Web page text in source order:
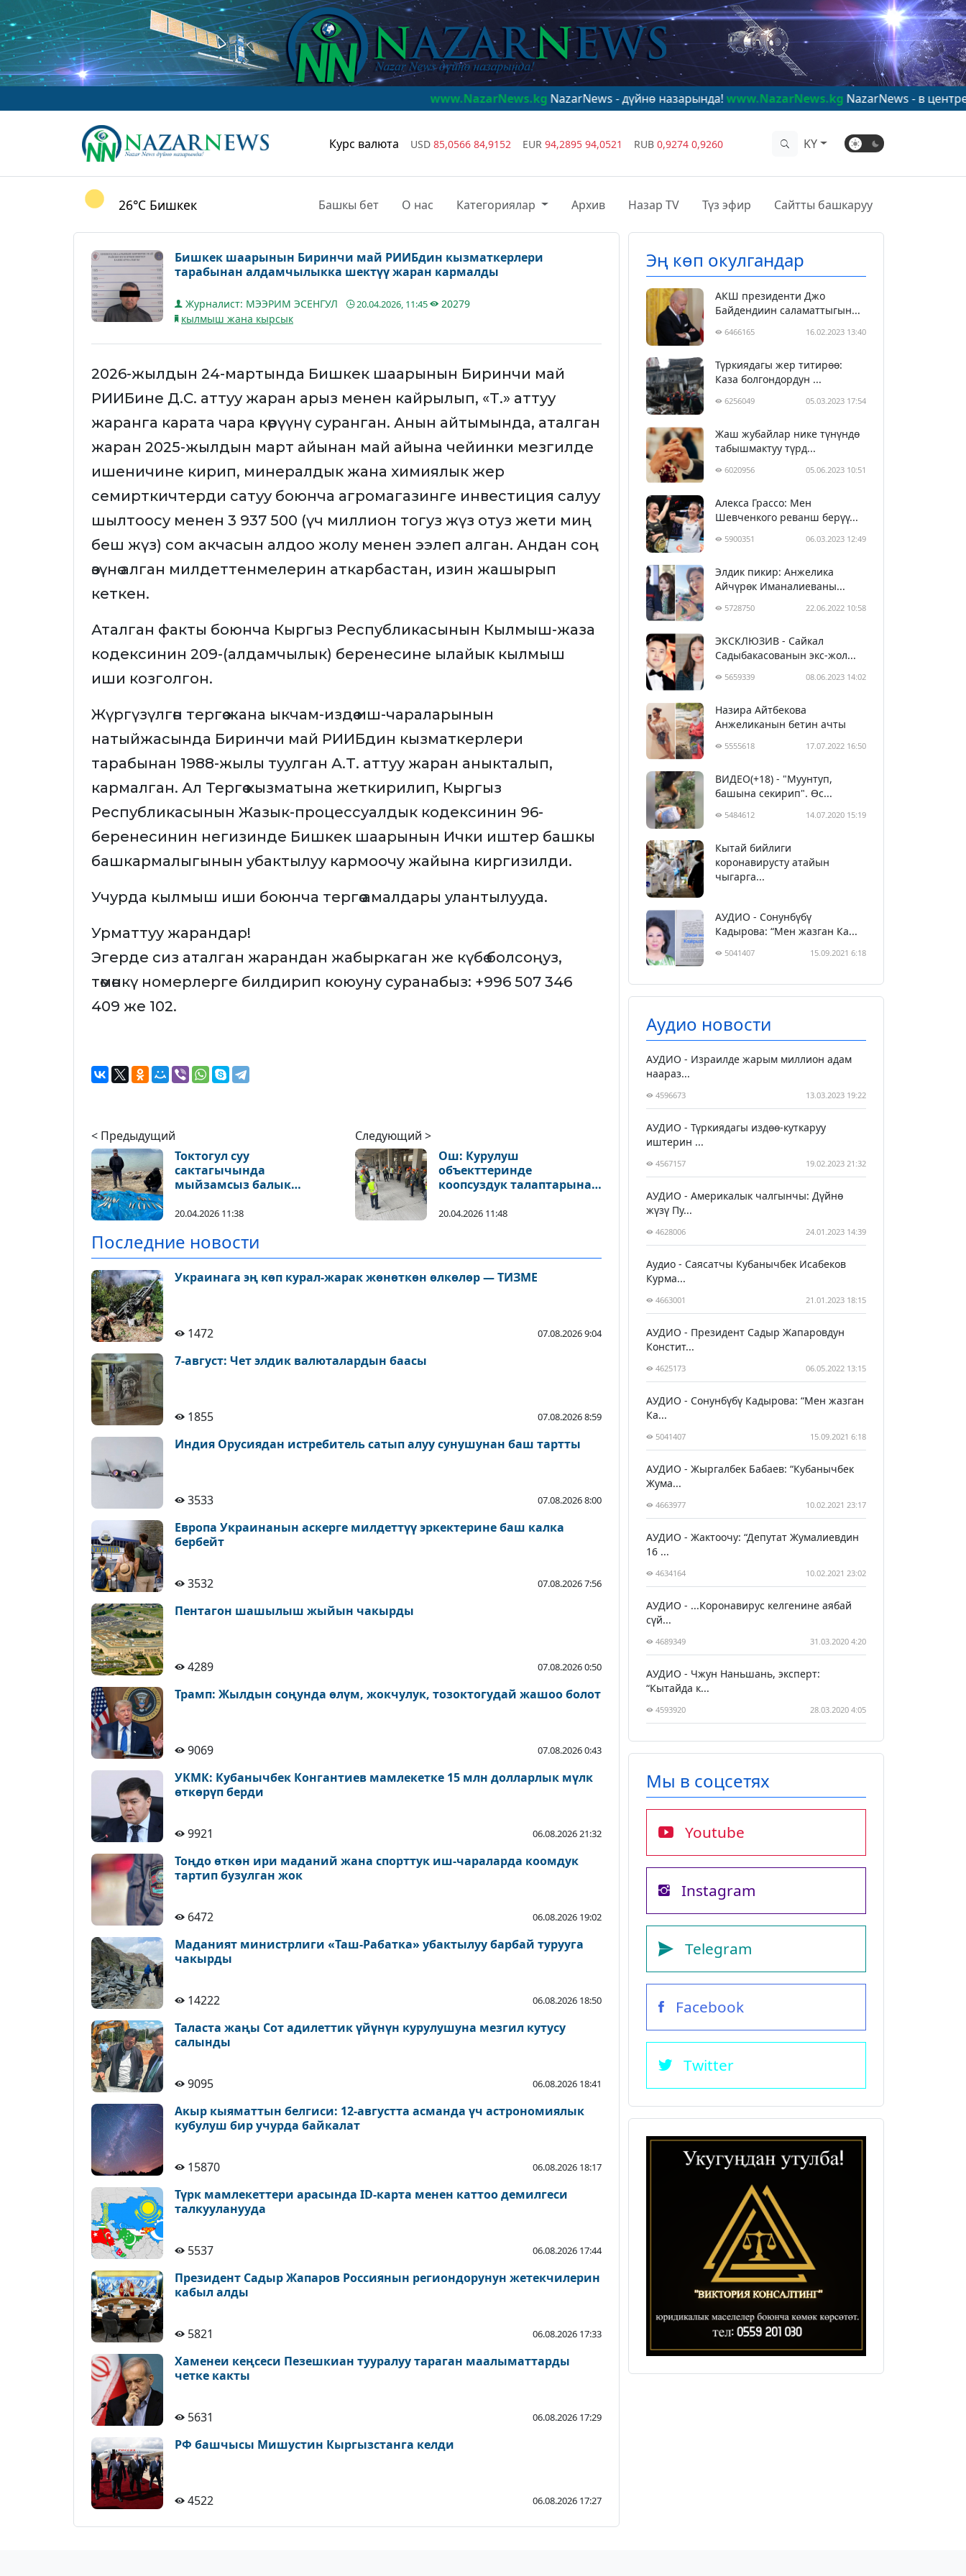
www.NazarNews.kgNazarNews - дүйнө назарында!www.NazarNews.kgNazarNews - в центре мирового
Курс валюта USD 85,0566 84,9152 EUR 94,2895 94,0521 RUB 0,9274 0,9260 KY
26°C Бишкек Башкы бет О нас Категориялар Архив Назар TV Түз эфир Сайтты башкаруу
Бишкек шаарынын Биринчи май РИИБдин кызматкерлери
тарабынан алдамчылыкка шектүү жаран кармалды
Журналист: МЭЭРИМ ЭСЕНГУЛ 20.04.2026, 11:45
20279
кылмыш жана кырсык
2026-жылдын 24-мартында Бишкек шаарынын Биринчи май
РИИБине Д.С. аттуу жаран арыз менен кайрылып, «Т.» аттуу
жаранга карата чара көрүүнү суранган. Анын айтымында, аталган
жаран 2025-жылдын март айынан май айына чейинки мезгилде
ишеничине кирип, минералдык жана химиялык жер
семирткичтерди сатуу боюнча агромагазинге инвестиция салуу
шылтоосу менен 3 937 500 (үч миллион тогуз жүз отуз жети миң
беш жүз) сом акчасын алдоо жолу менен ээлеп алган. Андан соң
өзүнө алган милдеттенмелерин аткарбастан, изин жашырып
кеткен.
Аталган факты боюнча Кыргыз Республикасынын Кылмыш-жаза
кодексинин 209-(алдамчылык) беренесине ылайык кылмыш
иши козголгон.
Жүргүзүлгөн тергөө жана ыкчам-издөө иш-чараларынын
натыйжасында Биринчи май РИИБдин кызматкерлери
тарабынан 1988-жылы туулган А.Т. аттуу жаран аныкталып,
кармалган. Ал Тергөө кызматына жеткирилип, Кыргыз
Республикасынын Жазык-процессуалдык кодексинин 96-
беренесинин негизинде Бишкек шаарынын Ички иштер башкы
башкармалыгынын убактылуу кармоочу жайына киргизилди.
Учурда кылмыш иши боюнча тергөө амалдары улантылууда.
Урматтуу жарандар!
Эгерде сиз аталган жарандан жабыркаган же күбө болсоңуз,
төмөнкү номерлерге билдирип коюуну суранабыз: +996 507 346
409 же 102.
< Предыдущий
Токтогул суу
сактагычында
мыйзамсыз балык
кармалды
20.04.2026 11:38
Следующий >
Ош: Курулуш
объекттеринде
коопсуздук талаптарына
20.04.2026 11:48
Последние новости
Украинага эң көп курал-жарак жөнөткөн өлкөлөр — ТИЗМЕ
1472 07.08.2026 9:04
7-август: Чет элдик валюталардын баасы
1855 07.08.2026 8:59
Индия Орусиядан истребитель сатып алуу сунушунан баш тартты
3533 07.08.2026 8:00
Европа Украинанын аскерге милдеттүү эркектерине баш калка
бербейт
3532 07.08.2026 7:56
Пентагон шашылыш жыйын чакырды
4289 07.08.2026 0:50
Трамп: Жылдын соңунда өлүм, жокчулук, тозоктогудай жашоо болот
9069 07.08.2026 0:43
УКМК: Кубанычбек Конгантиев мамлекетке 15 млн долларлык мүлк
өткөрүп берди
9921 06.08.2026 21:32
Тоңдо өткөн ири маданий жана спорттук иш-чараларда коомдук
тартип бузулган жок
6472 06.08.2026 19:02
Маданият министрлиги «Таш-Рабатка» убактылуу барбай турууга
чакырды
14222 06.08.2026 18:50
Таласта жаңы Сот адилеттик үйүнүн курулушуна мезгил кутусу
салынды
9095 06.08.2026 18:41
Акыр кыяматтын белгиси: 12-августта асманда үч астрономиялык
кубулуш бир учурда байкалат
15870 06.08.2026 18:17
Түрк мамлекеттери арасында ID-карта менен каттоо демилгеси
талкууланууда
5537 06.08.2026 17:44
Президент Садыр Жапаров Россиянын региондорунун жетекчилерин
кабыл алды
5821 06.08.2026 17:33
Хаменеи кеңсеси Пезешкиан тууралуу тараган маалыматтарды
четке какты
5631 06.08.2026 17:29
РФ башчысы Мишустин Кыргызстанга келди
4522 06.08.2026 17:27
Эң көп окулгандар
АКШ президенти Джо
Байдендиин саламаттыгын...
6466165 16.02.2023 13:40
Түркиядагы жер титирөө:
Каза болгондордун ...
6256049 05.03.2023 17:54
Жаш жубайлар нике түнүндө
табышмактуу түрд...
6020956 05.06.2023 10:51
Алекса Грассо: Мен
Шевченкого реванш берүү...
5900351 06.03.2023 12:49
Элдик пикир: Анжелика
Айчүрөк Иманалиеваны...
5728750 22.06.2022 10:58
ЭКСКЛЮЗИВ - Сайкал
Садыбакасованын экс-жол...
5659339 08.06.2023 14:02
Назира Айтбекова
Анжеликанын бетин ачты
5555618 17.07.2022 16:50
ВИДЕО(+18) - "Муунтуп,
башына секирип". Өс...
5484612 14.07.2020 15:19
Кытай бийлиги
коронавирусту атайын
чыгарга...
АУДИО - Сонунбүбү
Кадырова: “Мен жазган Ка...
5041407 15.09.2021 6:18
Аудио новости
АУДИО - Израилде жарым миллион адам
наараз...
4596673 13.03.2023 19:22
АУДИО - Түркиядагы издөө-куткаруу
иштерин ...
4567157 19.02.2023 21:32
АУДИО - Америкалык чалгынчы: Дүйнө
жүзү Пу...
4628006 24.01.2023 14:39
Аудио - Саясатчы Кубанычбек Исабеков
Курма...
4663001 21.01.2023 18:15
АУДИО - Президент Садыр Жапаровдун
Констит...
4625173 06.05.2022 13:15
АУДИО - Сонунбүбү Кадырова: “Мен жазган
Ка...
5041407 15.09.2021 6:18
АУДИО - Жыргалбек Бабаев: “Кубанычбек
Жума...
4663977 10.02.2021 23:17
АУДИО - Жактоочу: “Депутат Жумалиевдин
16 ...
4634164 10.02.2021 23:02
АУДИО - ...Коронавирус келгенине аябай
сүй...
4689349 31.03.2020 4:20
АУДИО - Чжун Наньшань, эксперт:
“Кытайда к...
4593920 28.03.2020 4:05
Мы в соцсетях
Youtube
Instagram
Telegram
Facebook
Twitter